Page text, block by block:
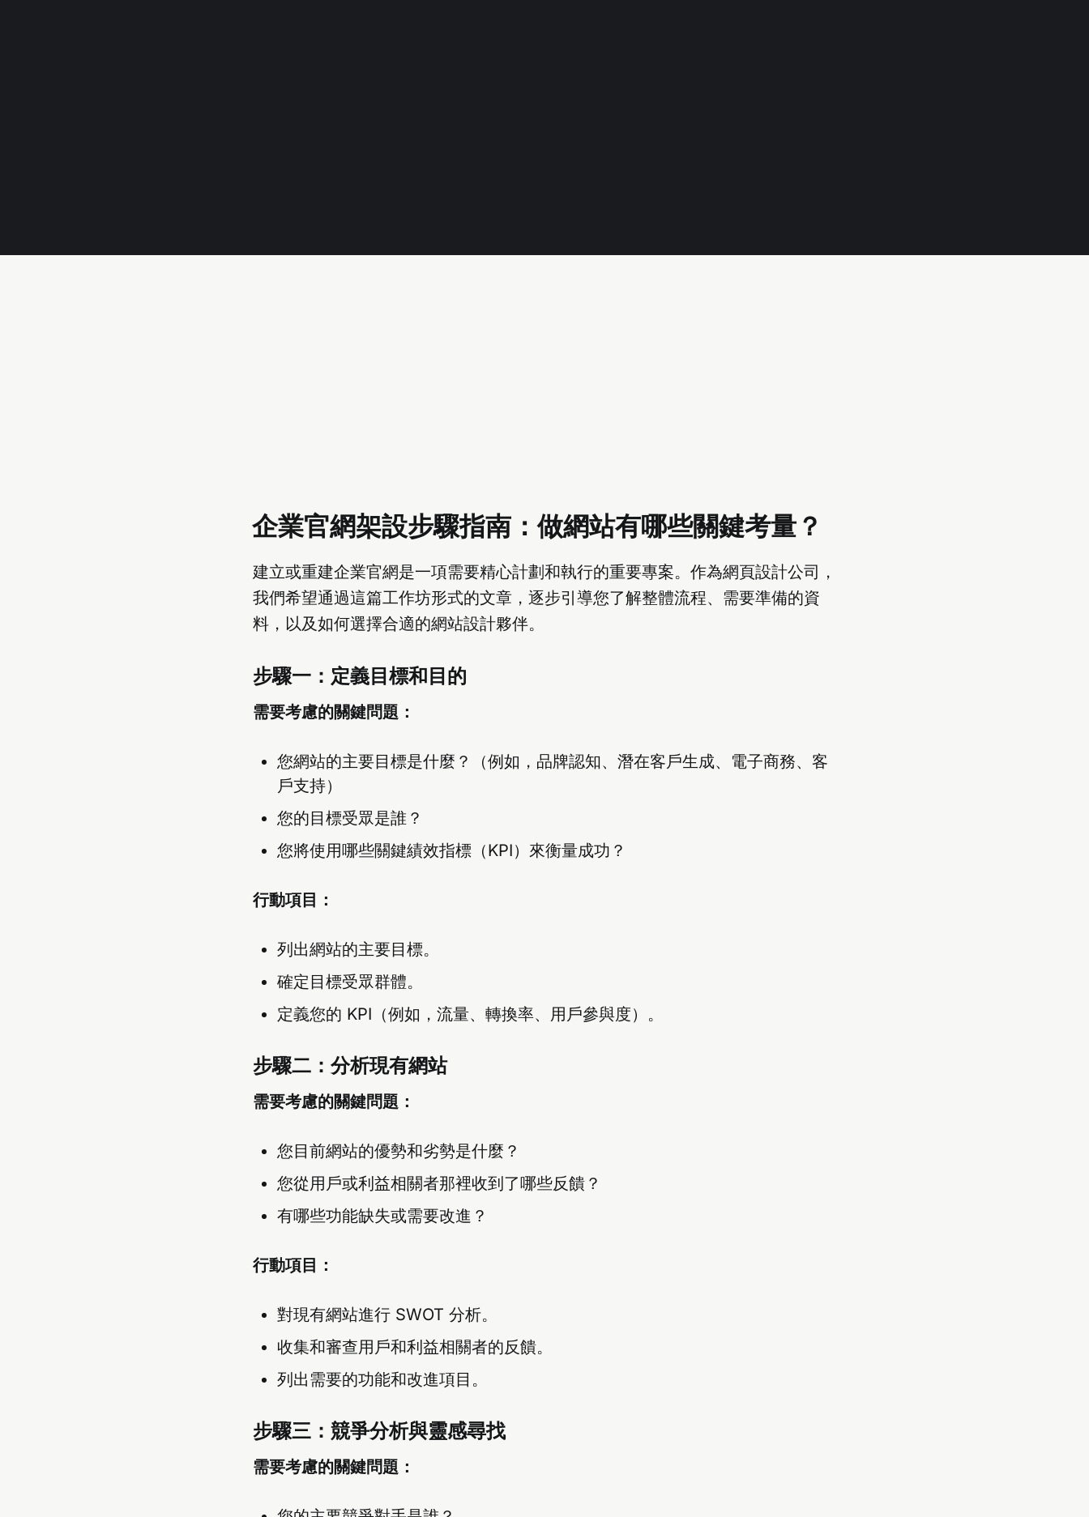
企業官網架設步驟指南：做網站有哪些關鍵考量？
建立或重建企業官網是一項需要精心計劃和執行的重要專案。作為網頁設計公司，
我們希望通過這篇工作坊形式的文章，逐步引導您了解整體流程、需要準備的資
料，以及如何選擇合適的網站設計夥伴。
步驟一：定義目標和目的
需要考慮的關鍵問題：
您網站的主要目標是什麼？（例如，品牌認知、潛在客戶生成、電子商務、客
戶支持）
您的目標受眾是誰？
您將使用哪些關鍵績效指標（KPI）來衡量成功？
行動項目：
列出網站的主要目標。
確定目標受眾群體。
定義您的 KPI（例如，流量、轉換率、用戶參與度）。
步驟二：分析現有網站
需要考慮的關鍵問題：
您目前網站的優勢和劣勢是什麼？
您從用戶或利益相關者那裡收到了哪些反饋？
有哪些功能缺失或需要改進？
行動項目：
對現有網站進行 SWOT 分析。
收集和審查用戶和利益相關者的反饋。
列出需要的功能和改進項目。
步驟三：競爭分析與靈感尋找
需要考慮的關鍵問題：